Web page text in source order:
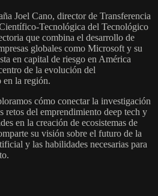
Joel Cano, director de Transferencia
Tecnológica del Tecnológico
que combina el desarrollo de
globales como Microsoft y su
en capital de riesgo en América
de la evolución del
en la región.
cómo conectar la investigación
retos del emprendimiento deep tech y
en la creación de ecosistemas de
su visión sobre el futuro de la
y las habilidades necesarias para